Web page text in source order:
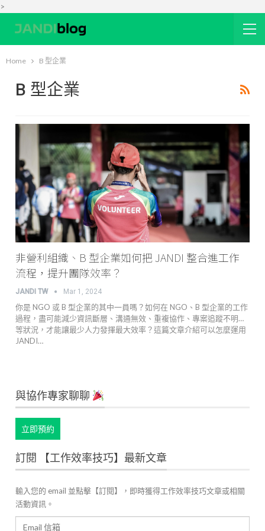
>
Home B 型企業
B 型企業
非營利組織、B 型企業如何把 JANDI 整合進工作
流程，提升團隊效率？
JANDI TW Mar 1, 2024
你是 NGO 或 B 型企業的其中一員嗎？如何在 NGO、B 型企業的工作
過程，盡可能減少資訊斷層、溝通無效、重複協作、專案追蹤不明…
等狀況，才能讓最少人力發揮最大效率？這篇文章介紹可以怎麼運用
JANDI…
與協作專家聊聊
立即預約
訂閱 【工作效率技巧】最新文章
輸入您的 email 並點擊【訂閱】，即時獲得工作效率技巧文章或相關
活動資訊。
Email